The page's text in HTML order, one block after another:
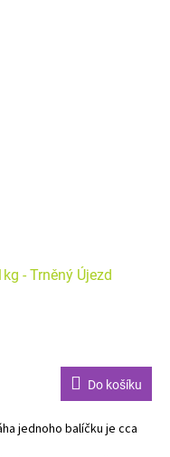
- Trněný Újezd
Do košíku
jednoho balíčku je cca